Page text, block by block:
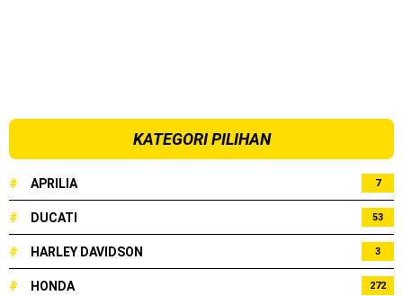
KATEGORI PILIHAN
# APRILIA 7
# DUCATI 53
# HARLEY DAVIDSON 3
# HONDA 272